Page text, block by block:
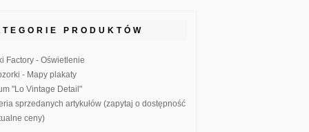
PRODUKTÓW
Factory - Oświetlenie
- Mapy plakaty
"Lo Vintage Detail"
sprzedanych artykułów (zapytaj o dostępność
ceny)